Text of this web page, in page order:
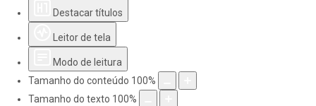
Destacar títulos
Leitor de tela
Modo de leitura
Tamanho do conteúdo 100%
Tamanho do texto 100%